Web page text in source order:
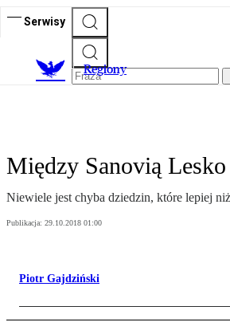
Serwisy
Regiony
Między Sanovią
Niewiele jest chyba dziedzin, które lepiej
Publikacja: 29.10.2018 01:00
Piotr Gajdziński